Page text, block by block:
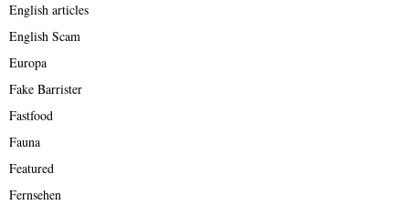
English articles
English Scam
Europa
Fake Barrister
Fastfood
Fauna
Featured
Fernsehen